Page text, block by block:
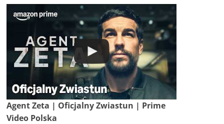
Agent Zeta | Oficjalny Zwiastun | Prime
Video Polska